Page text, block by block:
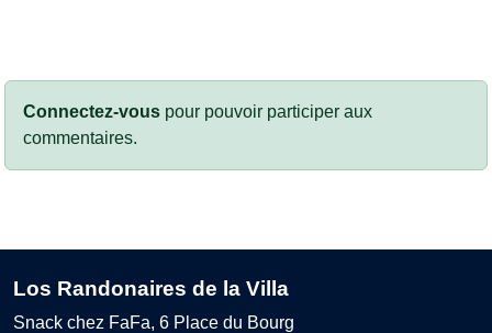
Connectez-vous pour pouvoir participer aux
commentaires.
Los Randonaires de la Villa
Snack chez FaFa, 6 Place du Bourg